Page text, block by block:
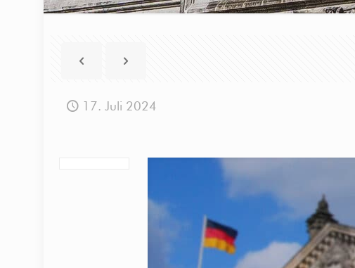
17. Juli 2024